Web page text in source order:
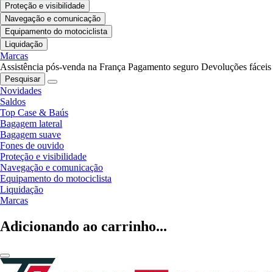
Proteção e visibilidade
Navegação e comunicação
Equipamento do motociclista
Liquidação
Marcas
Assistência pós-venda na França Pagamento seguro Devoluções fáceis
Pesquisar
Novidades
Saldos
Top Case & Baús
Bagagem lateral
Bagagem suave
Fones de ouvido
Proteção e visibilidade
Navegação e comunicação
Equipamento do motociclista
Liquidação
Marcas
Adicionando ao carrinho...